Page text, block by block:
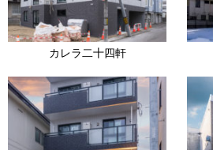
カレラ二十四軒